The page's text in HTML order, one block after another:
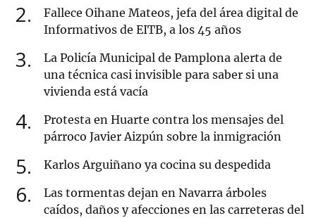
2
Fallece Oihane Mateos, jefa del área digital de
Informativos de EITB, a los 45 años
3
La Policía Municipal de Pamplona alerta de
una técnica casi invisible para saber si una
vivienda está vacía
4
Protesta en Huarte contra los mensajes del
párroco Javier Aizpún sobre la inmigración
5 Karlos Arguiñano ya cocina su despedida
6
Las tormentas dejan en Navarra árboles
caídos, daños y afecciones en las carreteras del